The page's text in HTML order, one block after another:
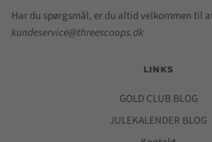
Har du spørgsmål, er du altid velkommen til
kundeservice@threescoops.dk
LINKS
GOLD CLUB BLOG
JULEKALENDER BLOG